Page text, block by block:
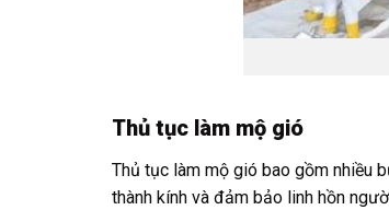
Thủ tục làm mộ gió
Thủ tục làm mộ gió bao gồm nhiều
thành kính và đảm bảo linh hồn